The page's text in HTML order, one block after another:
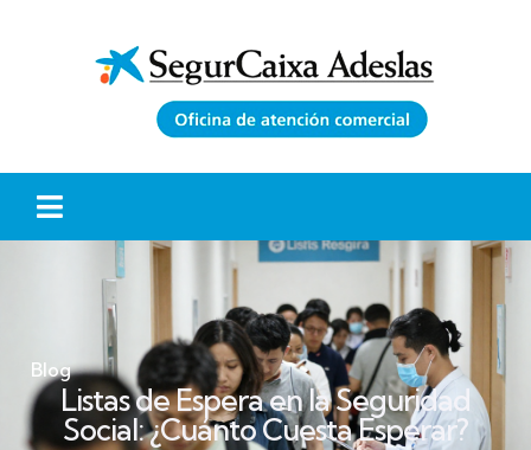
Blog
Listas de Espera en la Seguridad
Social: ¿Cuánto Cuesta Esperar?